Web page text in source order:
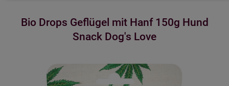
Bio Drops Geflügel mit Hanf 150g Hund
Snack Dog's Love